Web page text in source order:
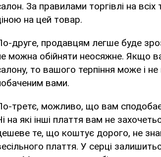
За правилами торгівлі на
на цей товар.
друге, продавцям легше буде
можна обійняти неосяжне. Якщо
то вашого терпіння може і
вами.
третє, можливо, що вам
на які інші плаття вам не
те, що коштує дорого, не
плаття. У серці